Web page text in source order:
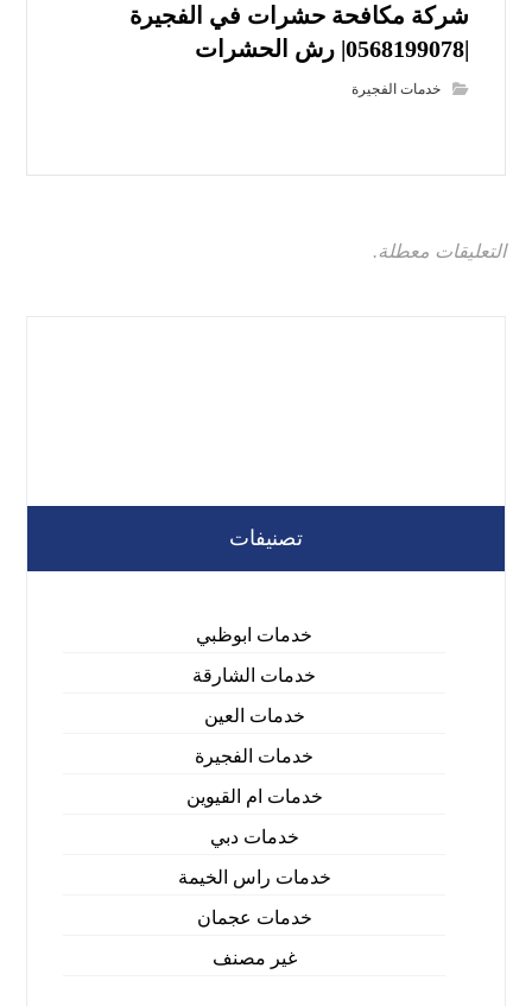
شركة مكافحة حشرات في الفجيرة
|0568199078| رش الحشرات
خدمات الفجيرة
التعليقات معطلة.
تصنيفات
خدمات ابوظبي
خدمات الشارقة
خدمات العين
خدمات الفجيرة
خدمات ام القيوين
خدمات دبي
خدمات راس الخيمة
خدمات عجمان
غير مصنف